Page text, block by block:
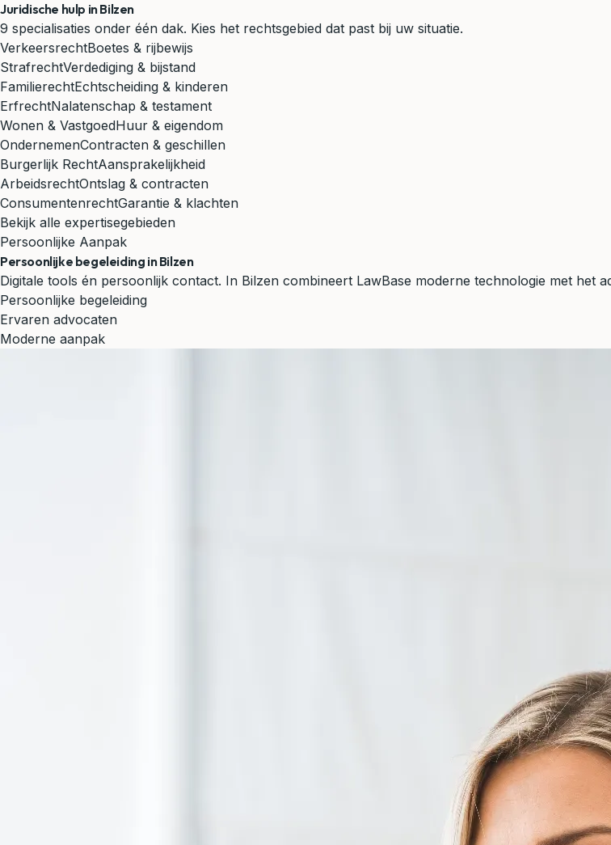
Juridische hulp in Bilzen
9 specialisaties onder één dak. Kies het rechtsgebied dat past bij uw situatie.
VerkeersrechtBoetes & rijbewijs
StrafrechtVerdediging & bijstand
FamilierechtEchtscheiding & kinderen
ErfrechtNalatenschap & testament
Wonen & VastgoedHuur & eigendom
OndernemenContracten & geschillen
Burgerlijk RechtAansprakelijkheid
ArbeidsrechtOntslag & contracten
ConsumentenrechtGarantie & klachten
Bekijk alle expertisegebieden
Persoonlijke Aanpak
Persoonlijke begeleiding in Bilzen
Digitale tools én persoonlijk contact. In Bilzen combineert LawBase moderne technologie met het
Persoonlijke begeleiding
Ervaren advocaten
Moderne aanpak